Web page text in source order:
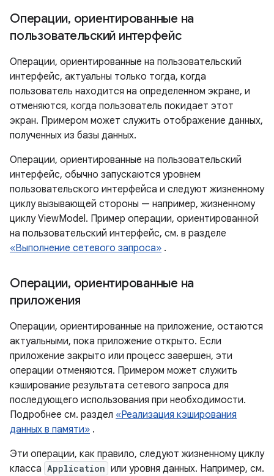
Операции, ориентированные на
пользовательский интерфейс
Операции, ориентированные на пользовательский
интерфейс, актуальны только тогда, когда
пользователь находится на определенном экране, и
отменяются, когда пользователь покидает этот
экран. Примером может служить отображение данных,
полученных из базы данных.
Операции, ориентированные на пользовательский
интерфейс, обычно запускаются уровнем
пользовательского интерфейса и следуют жизненному
циклу вызывающей стороны — например, жизненному
циклу ViewModel. Пример операции, ориентированной
на пользовательский интерфейс, см. в разделе
«Выполнение сетевого запроса» .
Операции, ориентированные на
приложения
Операции, ориентированные на приложение, остаются
актуальными, пока приложение открыто. Если
приложение закрыто или процесс завершен, эти
операции отменяются. Примером может служить
кэширование результата сетевого запроса для
последующего использования при необходимости.
Подробнее см. раздел «Реализация кэширования
данных в памяти» .
Эти операции, как правило, следуют жизненному циклу
класса Application или уровня данных. Например, см.